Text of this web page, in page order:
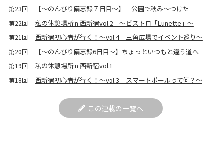
第23回 【〜のんびり備忘録７日目〜】 公園で秋み〜つけた
第22回 私の休憩場所in 西新宿vol.2 ～ビストロ「Lunette」～
第21回 西新宿初心者が行く！～vol.4 三角広場でイベント巡り～
第20回 【〜のんびり備忘録6日目〜】ちょっといつもと違う道へ
第19回 私の休憩場所in 西新宿vol.1
第18回 西新宿初心者が行く！～vol.3 スマートポールって何？～
この連載の一覧へ